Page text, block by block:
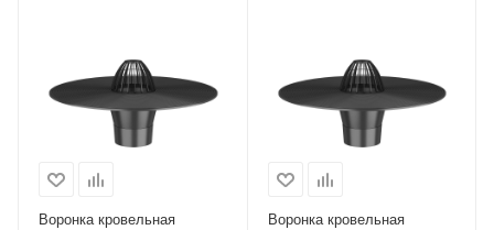
Воронка кровельная
Воронка кровельная